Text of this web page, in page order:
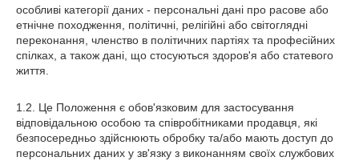
особливі категорії даних - персональні дані про расове або
етнічне походження, політичні, релігійні або світоглядні
переконання, членство в політичних партіях та професійних
спілках, а також дані, що стосуються здоров'я або статевого
життя.
1.2. Це Положення є обов'язковим для застосування
відповідальною особою та співробітниками продавця, які
безпосередньо здійснюють обробку та/або мають доступ до
персональних даних у зв'язку з виконанням своїх службових